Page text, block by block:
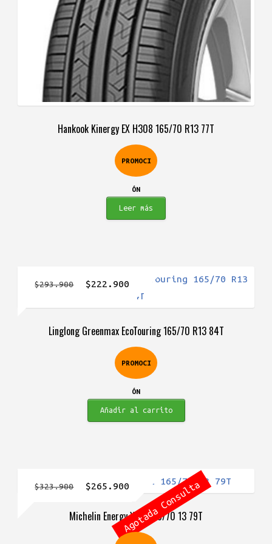
Hankook Kinergy EX H308 165/70 R13 77T
PROMOCI
ÓN
Leer más
Linglong Greenmax EcoTouring 165/70 R13 84T
PROMOCI
ÓN
$293.900
El
era:
$293.900.
$222.900
precio
es:
$222.900.
Añadir al carrito
Michelin Energy XM2 165/70 13 79T
$323.900
El
original
$265.900
precio
actual
es:
Agotada Consulta